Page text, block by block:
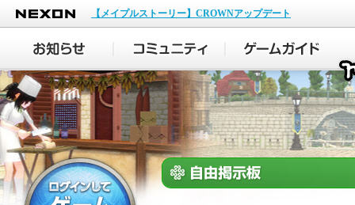
NEXON
【メイプルストーリー】CROWNアップデート